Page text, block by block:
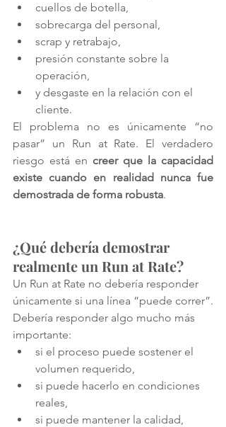
cuellos de botella,
sobrecarga del personal,
scrap y retrabajo,
presión constante sobre la
operación,
y desgaste en la relación con el
cliente.
El problema no es únicamente “no
pasar” un Run at Rate. El verdadero
riesgo está en creer que la capacidad
existe cuando en realidad nunca fue
demostrada de forma robusta.
¿Qué debería demostrar
realmente un Run at Rate?
Un Run at Rate no debería responder
únicamente si una línea “puede correr”.
Debería responder algo mucho más
importante:
si el proceso puede sostener el
volumen requerido,
si puede hacerlo en condiciones
reales,
si puede mantener la calidad,